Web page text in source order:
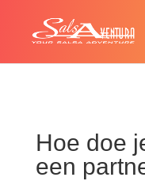
Hoe doe
een